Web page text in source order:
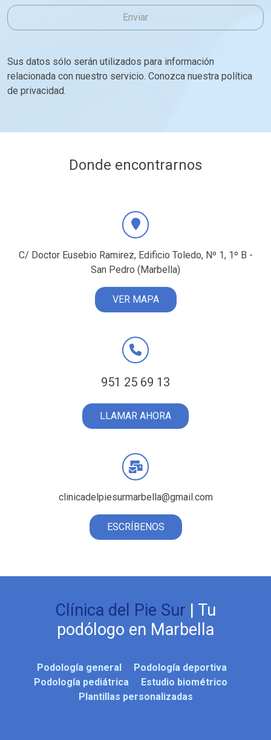
Enviar
Sus datos sólo serán utilizados para información
relacionada con nuestro servicio. Conozca nuestra política
de privacidad.
Donde encontrarnos
C/ Doctor Eusebio Ramirez, Edificio Toledo, Nº 1, 1º B -
San Pedro (Marbella)
VER MAPA
951 25 69 13
LLAMAR AHORA
clinicadelpiesurmarbella@gmail.com
ESCRÍBENOS
Clínica del Pie Sur | Tu
podólogo en Marbella
Podología general
Podología deportiva
Podología pediátrica
Estudio biométrico
Plantillas personalizadas